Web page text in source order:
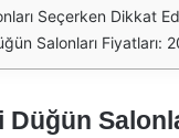
Seçerken Dikkat
Salonları Fiyatları: